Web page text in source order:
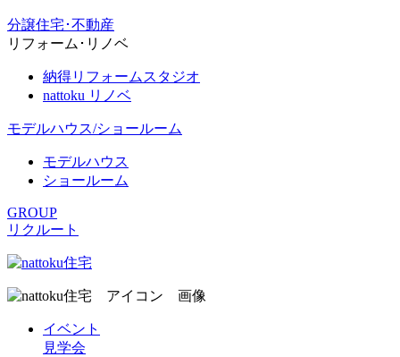
分譲住宅･不動産
リフォーム･リノベ
納得リフォームスタジオ
nattoku リノベ
モデルハウス/ショールーム
モデルハウス
ショールーム
GROUP
リクルート
イベント
見学会